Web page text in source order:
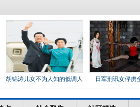
胡锦涛儿女不为人知的低调人 日军刑讯女俘虏